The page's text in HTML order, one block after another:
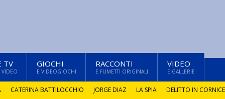
TV
VIDEO
GIOCHI
E VIDEOGIOCHI
RACCONTI
E FUMETTI ORIGINALI
VIDEO
E GALLERIE
CATERINA BATTILOCCHIO JORGE DIAZ LA SPIA DELITTO IN CORNICE